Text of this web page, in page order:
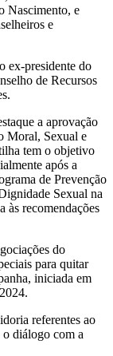
Nascimento, e
e
ex-presidente do
de Recursos
a aprovação
Moral, Sexual e
tem o objetivo
após a
de Prevenção
Sexual na
às recomendações
do
para quitar
iniciada em
referentes ao
o diálogo com a